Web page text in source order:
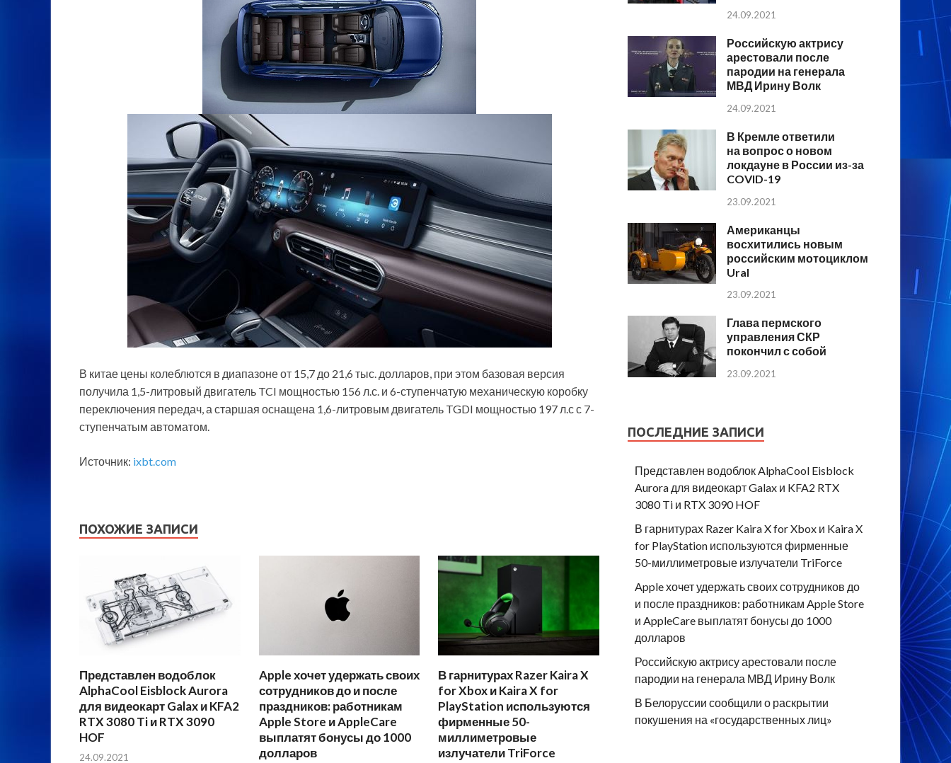
В китае цены колеблются в диапазоне от 15,7 до 21,6 тыс. долларов, при этом базовая версия
получила 1,5-литровый двигатель TCI мощностью 156 л.с. и 6-ступенчатую механическую коробку
переключения передач, а старшая оснащена 1,6-литровым двигатель TGDI мощностью 197 л.с с 7-
ступенчатым автоматом.
Источник: ixbt.com
ПОХОЖИЕ ЗАПИСИ
Представлен водоблок
AlphaCool Eisblock Aurora
для видеокарт Galax и KFA2
RTX 3080 Ti и RTX 3090
HOF
24.09.2021
Apple хочет удержать своих
сотрудников до и после
праздников: работникам
Apple Store и AppleCare
выплатят бонусы до 1000
долларов
В гарнитурах Razer Kaira X
for Xbox и Kaira X for
PlayStation используются
фирменные 50-
миллиметровые
излучатели TriForce
24.09.2021
Российскую актрису
арестовали после
пародии на генерала
МВД Ирину Волк
24.09.2021
В Кремле ответили
на вопрос о новом
локдауне в России из-за
COVID-19
23.09.2021
Американцы
восхитились новым
российским мотоциклом
Ural
23.09.2021
Глава пермского
управления СКР
покончил с собой
23.09.2021
ПОСЛЕДНИЕ ЗАПИСИ
Представлен водоблок AlphaCool Eisblock
Aurora для видеокарт Galax и KFA2 RTX
3080 Ti и RTX 3090 HOF
В гарнитурах Razer Kaira X for Xbox и Kaira X
for PlayStation используются фирменные
50-миллиметровые излучатели TriForce
Apple хочет удержать своих сотрудников до
и после праздников: работникам Apple Store
и AppleCare выплатят бонусы до 1000
долларов
Российскую актрису арестовали после
пародии на генерала МВД Ирину Волк
В Белоруссии сообщили о раскрытии
покушения на «государственных лиц»